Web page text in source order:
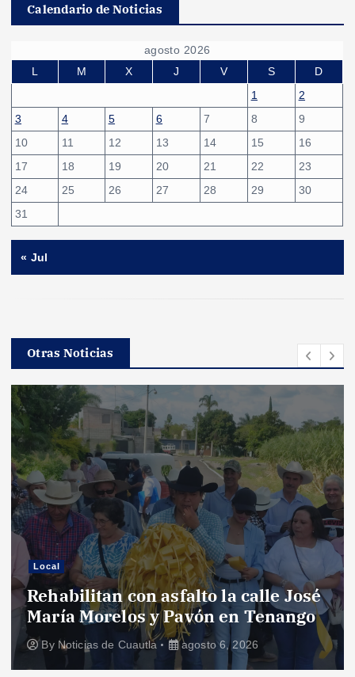
Calendario de Noticias
agosto 2026
L
M X J V S
D
1
2
3
4 5 6 7 8
9
10
11 12 13 14 15
16
17
18 19 20 21 22
23
24
25 26 27 28 29
30
31
« Jul
Otras Noticias
Local
Rehabilitan con asfalto la calle José
María Morelos y Pavón en Tenango
By Noticias de Cuautla agosto 6, 2026